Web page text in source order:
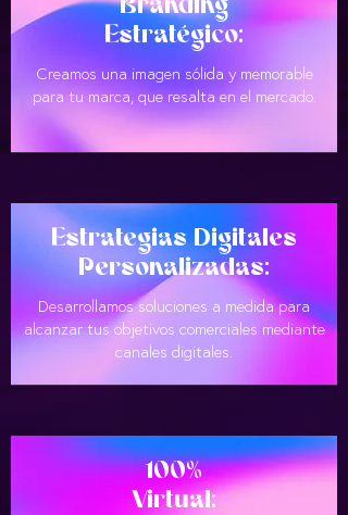
Branding
Estratégico:​
Creamos una imagen sólida y memorable
para tu marca, que resalta en el mercado.
Estrategias Digitales
Personalizadas:
Desarrollamos soluciones a medida para
alcanzar tus objetivos comerciales mediante
canales digitales.
100%
Virtual: